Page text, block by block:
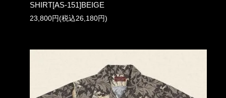
SHIRT[AS-151]BEIGE
23,800円(税込26,180円)